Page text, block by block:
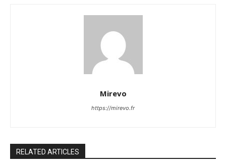
Mirevo
https://mirevo.fr
RELATED ARTICLES